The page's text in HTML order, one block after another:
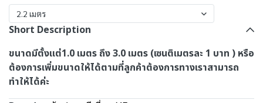
2.2 เมตร
Short Description
ขนาดมีตั้งแต่1.0 เมตร ถึง 3.0 เมตร (เซนติเมตรละ 1 บาท ) หรือ
ต้องการเพิ่มขนาดให้ได้ตามที่ลูกค้าต้องการทางเราสามารถ
ทำให้ได้ค่ะ